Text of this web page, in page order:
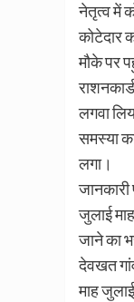
नेतृत्व में
कोटेदार
मौके पर
लगवा
समस्या
लगा।
जुलाई
जाने का
देवखत
माह